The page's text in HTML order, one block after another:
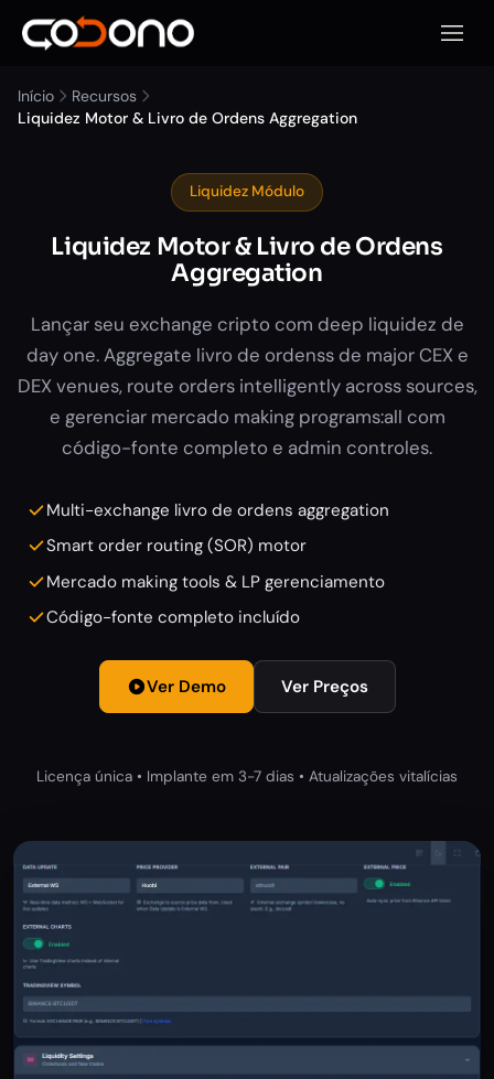
Abrir
Início
Recursos
Liquidez Motor & Livro de Ordens Aggregation
Liquidez Módulo
Liquidez Motor & Livro de Ordens
Aggregation
Lançar seu exchange cripto com deep liquidez de
day one. Aggregate livro de ordenss de major CEX e
DEX venues, route orders intelligently across sources,
e gerenciar mercado making programs:all com
código-fonte completo e admin controles.
Multi-exchange livro de ordens aggregation
Smart order routing (SOR) motor
Mercado making tools & LP gerenciamento
Código-fonte completo incluído
Ver Demo Ver Preços
Licença única • Implante em 3-7 dias • Atualizações vitalícias